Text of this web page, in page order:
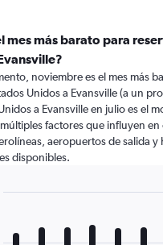
mes más barato para
noviembre es el mes más
Unidos a Evansville (a un
a Evansville en julio es el
factores que influyen
aeropuertos de salida
disponibles.